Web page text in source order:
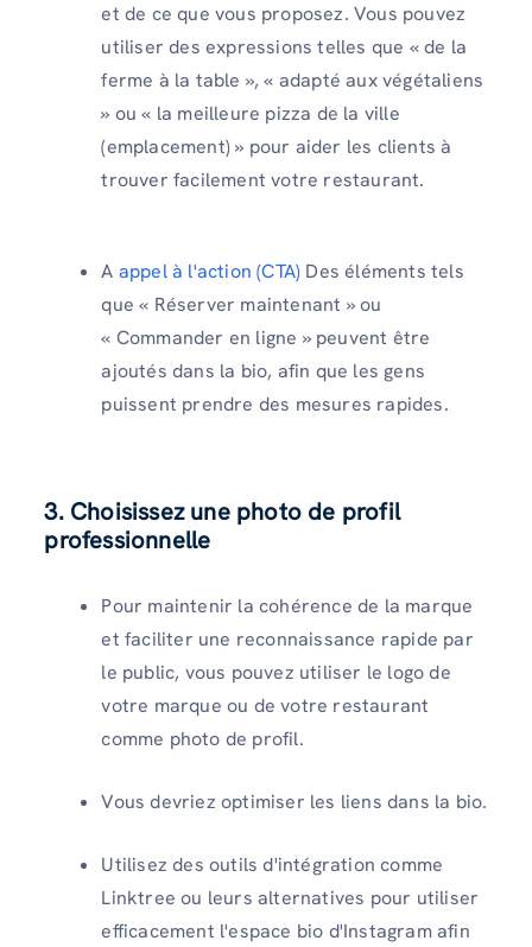
et de ce que vous proposez. Vous pouvez
utiliser des expressions telles que « de la
ferme à la table », « adapté aux végétaliens
» ou « la meilleure pizza de la ville
(emplacement) » pour aider les clients à
trouver facilement votre restaurant.
A appel à l'action (CTA) Des éléments tels
que « Réserver maintenant » ou
« Commander en ligne » peuvent être
ajoutés dans la bio, afin que les gens
puissent prendre des mesures rapides.
3. Choisissez une photo de profil
professionnelle
Pour maintenir la cohérence de la marque
et faciliter une reconnaissance rapide par
le public, vous pouvez utiliser le logo de
votre marque ou de votre restaurant
comme photo de profil.
Vous devriez optimiser les liens dans la bio.
Utilisez des outils d'intégration comme
Linktree ou leurs alternatives pour utiliser
efficacement l'espace bio d'Instagram afin